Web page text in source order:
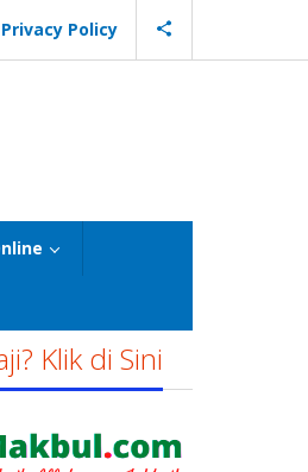
Privacy Policy
Klik di Sini